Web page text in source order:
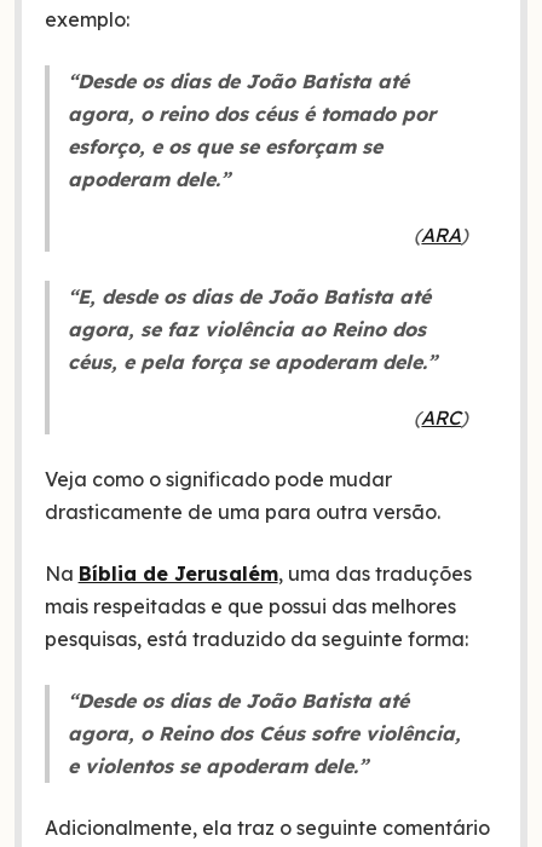
exemplo:
“Desde os dias de João Batista até
agora, o reino dos céus é tomado por
esforço, e os que se esforçam se
apoderam dele.”
(ARA)
“E, desde os dias de João Batista até
agora, se faz violência ao Reino dos
céus, e pela força se apoderam dele.”
(ARC)
Veja como o significado pode mudar
drasticamente de uma para outra versão.
Na Bíblia de Jerusalém, uma das traduções
mais respeitadas e que possui das melhores
pesquisas, está traduzido da seguinte forma:
“Desde os dias de João Batista até
agora, o Reino dos Céus sofre violência,
e violentos se apoderam dele.”
Adicionalmente, ela traz o seguinte comentário